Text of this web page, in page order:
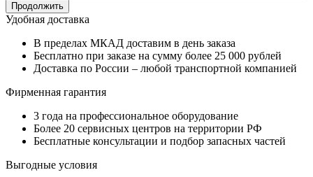
Продолжить
Удобная доставка
В пределах МКАД доставим в день заказа
Бесплатно при заказе на сумму более 25 000 рублей
Доставка по России – любой транспортной компанией
Фирменная гарантия
3 года на профессиональное оборудование
Более 20 сервисных центров на территории РФ
Бесплатные консультации и подбор запасных частей
Выгодные условия